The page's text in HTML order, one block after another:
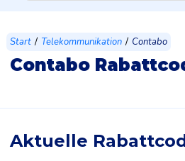
Start / Telekommunikation / Contabo
Contabo
Aktuelle